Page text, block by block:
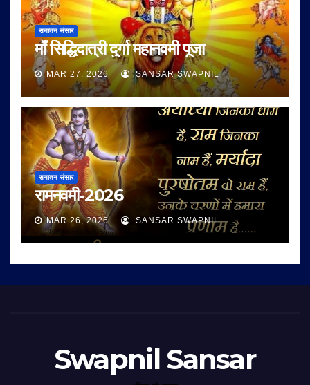
सनातन संसार
माँ सिद्धिदात्री दुर्गा महानवमी पूजा
MAR 27, 2026 SANSAR SWAPNIL
सनातन संसार
रामनवमी-2026
MAR 26, 2026 SANSAR SWAPNIL
Swapnil Sansar